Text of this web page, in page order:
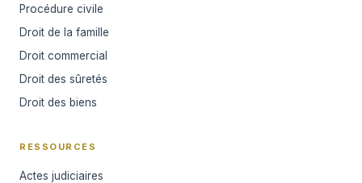
Procédure civile
Droit de la famille
Droit commercial
Droit des sûretés
Droit des biens
RESSOURCES
Actes judiciaires